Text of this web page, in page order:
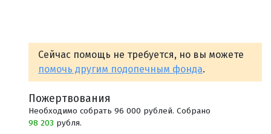
Сейчас помощь не требуется, но вы можете
помочь другим подопечным фонда.
Пожертвования
Необходимо собрать 96 000 рублей. Собрано
98 203 рубля.